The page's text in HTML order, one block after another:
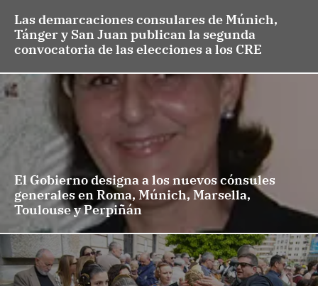
Las demarcaciones consulares de Múnich,
Tánger y San Juan publican la segunda
convocatoria de las elecciones a los CRE
El Gobierno designa a los nuevos cónsules
generales en Roma, Múnich, Marsella,
Toulouse y Perpiñán